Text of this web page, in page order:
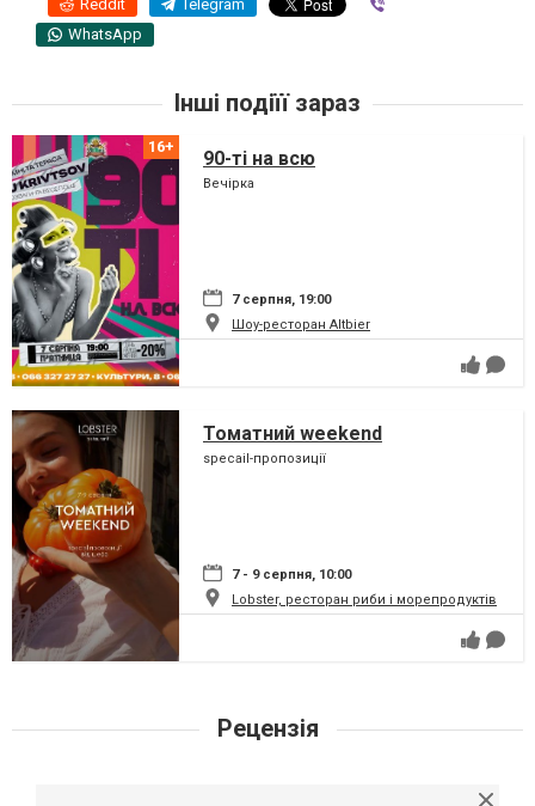
Reddit Telegram
WhatsApp
Інші подіїї зараз
90-ті на всю
Вечірка
7 серпня, 19:00
Шоу-ресторан Altbier
Томатний weekend
specail-пропозиції
7 - 9 серпня, 10:00
Lobster, ресторан риби і морепродуктів
Рецензія